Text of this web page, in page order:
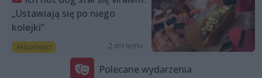
„Ustawiają się po niego
kolejki”
Aktualności 2 dni temu
Polecane wydarzenia